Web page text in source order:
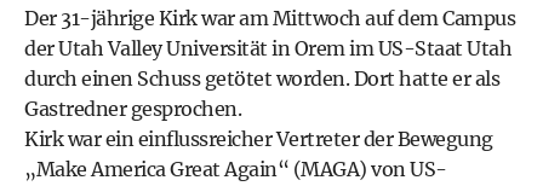
Der 31-jährige Kirk war am Mittwoch auf dem Campus
der Utah Valley Universität in Orem im US-Staat Utah
durch einen Schuss getötet worden. Dort hatte er als
Gastredner gesprochen.
Kirk war ein einflussreicher Vertreter der Bewegung
„Make America Great Again“ (MAGA) von US-